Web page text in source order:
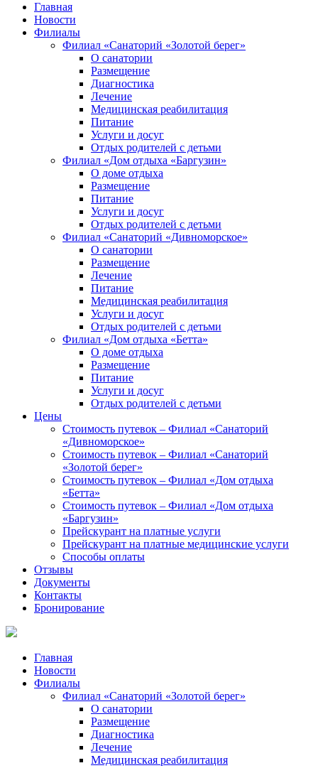
Главная
Новости
Филиалы
Филиал «Санаторий «Золотой берег»
О санатории
Размещение
Диагностика
Лечение
Медицинская реабилитация
Питание
Услуги и досуг
Отдых родителей с детьми
Филиал «Дом отдыха «Баргузин»
О доме отдыха
Размещение
Питание
Услуги и досуг
Отдых родителей с детьми
Филиал «Санаторий «Дивноморское»
О санатории
Размещение
Лечение
Питание
Медицинская реабилитация
Услуги и досуг
Отдых родителей с детьми
Филиал «Дом отдыха «Бетта»
О доме отдыха
Размещение
Питание
Услуги и досуг
Отдых родителей с детьми
Цены
Стоимость путевок – Филиал «Санаторий
«Дивноморское»
Стоимость путевок – Филиал «Санаторий
«Золотой берег»
Стоимость путевок – Филиал «Дом отдыха
«Бетта»
Стоимость путевок – Филиал «Дом отдыха
«Баргузин»
Прейскурант на платные услуги
Прейскурант на платные медицинские услуги
Способы оплаты
Отзывы
Документы
Контакты
Бронирование
Главная
Новости
Филиалы
Филиал «Санаторий «Золотой берег»
О санатории
Размещение
Диагностика
Лечение
Медицинская реабилитация